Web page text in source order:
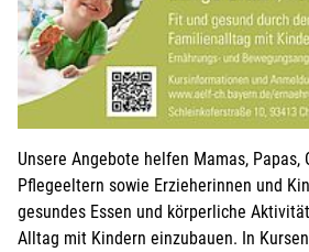
Unsere Angebote helfen Mamas, Papas,
Pflegeeltern sowie Erzieherinnen und
gesundes Essen und körperliche
Alltag mit Kindern einzubauen. In